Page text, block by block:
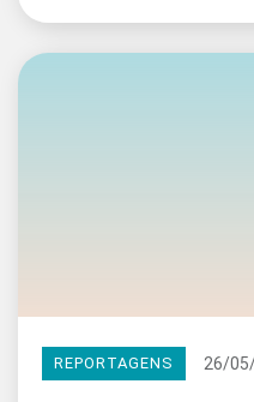
REPORTAGENS 26/